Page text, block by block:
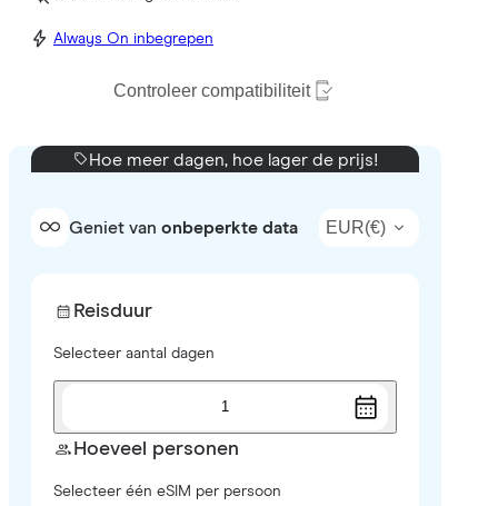
Always On inbegrepen
Controleer compatibiliteit
Hoe meer dagen, hoe lager de prijs!
Geniet van onbeperkte data EUR(€)
Reisduur
Selecteer aantal dagen
1
Hoeveel personen
Selecteer één eSIM per persoon